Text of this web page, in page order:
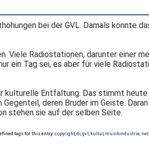
bei der GVL. Damals konnte
Viele Radiostationen, darunter einer
ein Tag sei, es aber für viele
kulturelle Entfaltung. Das stimmt heute
deren Bruder im Geiste.
stehen sie auf der selben Seite.
tags for this entry:copyright ,di ,gvl kultur, musikindustrie